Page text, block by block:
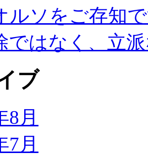
ルソをご存知
ではなく、立
ブ
8月
7月